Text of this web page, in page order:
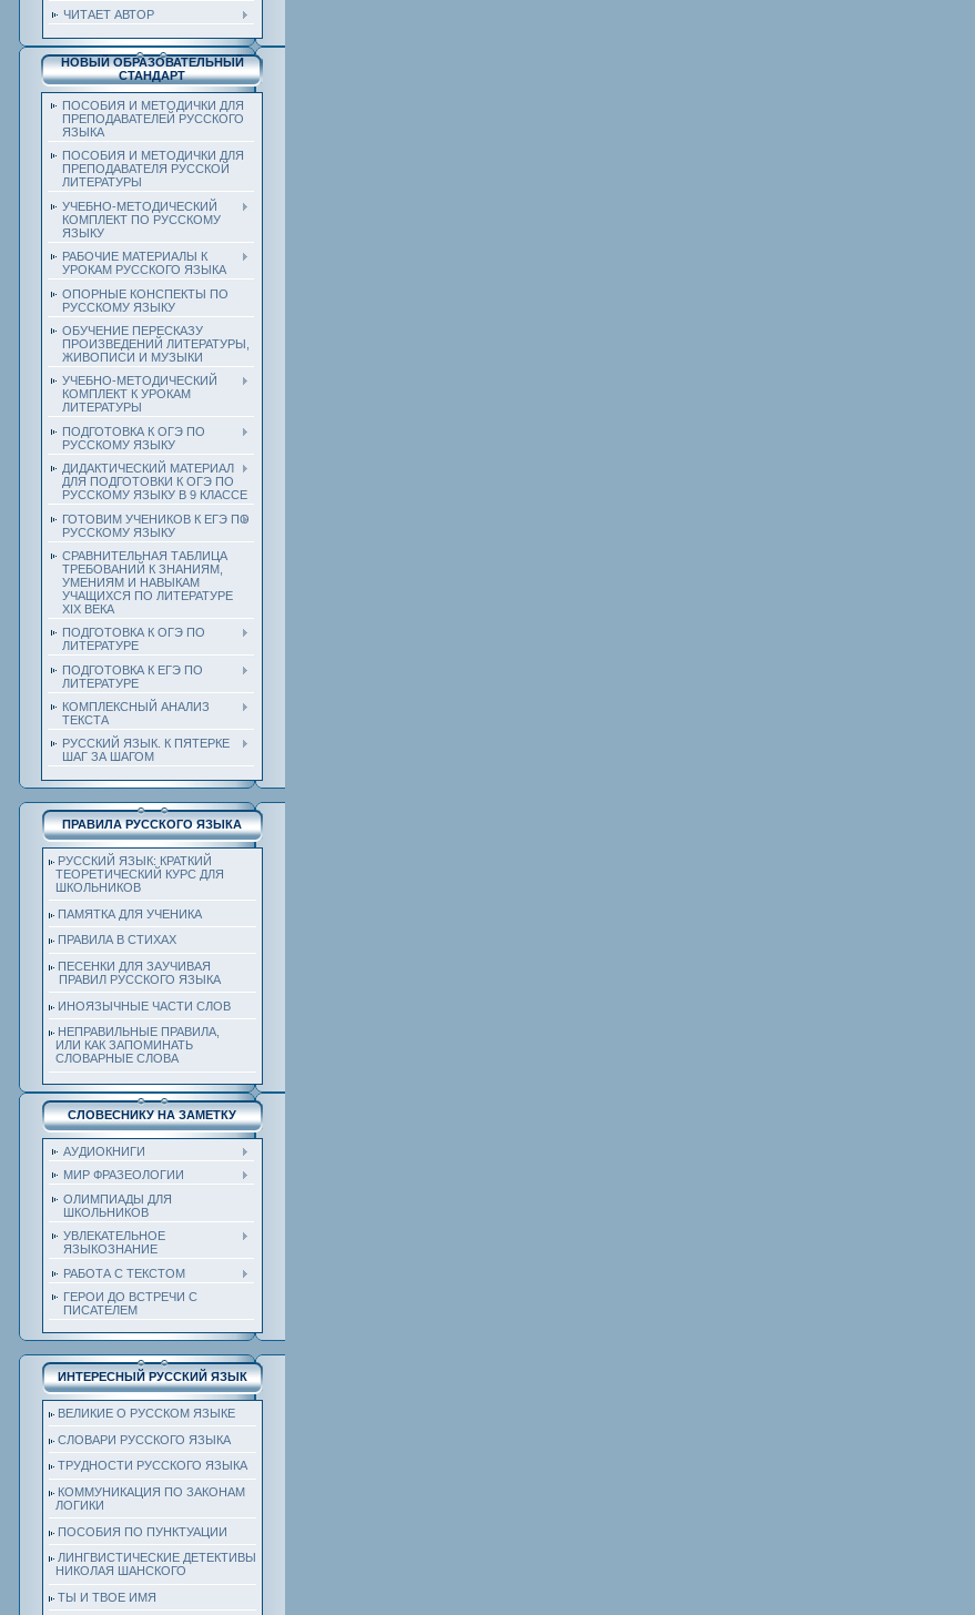
ЧИТАЕТ АВТОР
НОВЫЙ ОБРАЗОВАТЕЛЬНЫЙ
СТАНДАРТ
ПОСОБИЯ И МЕТОДИЧКИ ДЛЯ
ПРЕПОДАВАТЕЛЕЙ РУССКОГО
ЯЗЫКА
ПОСОБИЯ И МЕТОДИЧКИ ДЛЯ
ПРЕПОДАВАТЕЛЯ РУССКОЙ
ЛИТЕРАТУРЫ
УЧЕБНО-МЕТОДИЧЕСКИЙ
КОМПЛЕКТ ПО РУССКОМУ
ЯЗЫКУ
РАБОЧИЕ МАТЕРИАЛЫ К
УРОКАМ РУССКОГО ЯЗЫКА
ОПОРНЫЕ КОНСПЕКТЫ ПО
РУССКОМУ ЯЗЫКУ
ОБУЧЕНИЕ ПЕРЕСКАЗУ
ПРОИЗВЕДЕНИЙ ЛИТЕРАТУРЫ,
ЖИВОПИСИ И МУЗЫКИ
УЧЕБНО-МЕТОДИЧЕСКИЙ
КОМПЛЕКТ К УРОКАМ
ЛИТЕРАТУРЫ
ПОДГОТОВКА К ОГЭ ПО
РУССКОМУ ЯЗЫКУ
ДИДАКТИЧЕСКИЙ МАТЕРИАЛ
ДЛЯ ПОДГОТОВКИ К ОГЭ ПО
РУССКОМУ ЯЗЫКУ В 9 КЛАССЕ
ГОТОВИМ УЧЕНИКОВ К ЕГЭ ПО
РУССКОМУ ЯЗЫКУ
СРАВНИТЕЛЬНАЯ ТАБЛИЦА
ТРЕБОВАНИЙ К ЗНАНИЯМ,
УМЕНИЯМ И НАВЫКАМ
УЧАЩИХСЯ ПО ЛИТЕРАТУРЕ
ХIХ ВЕКА
ПОДГОТОВКА К ОГЭ ПО
ЛИТЕРАТУРЕ
ПОДГОТОВКА К ЕГЭ ПО
ЛИТЕРАТУРЕ
КОМПЛЕКСНЫЙ АНАЛИЗ
ТЕКСТА
РУССКИЙ ЯЗЫК. К ПЯТЕРКЕ
ШАГ ЗА ШАГОМ
ПРАВИЛА РУССКОГО ЯЗЫКА
РУССКИЙ ЯЗЫК: КРАТКИЙ
ТЕОРЕТИЧЕСКИЙ КУРС ДЛЯ
ШКОЛЬНИКОВ
ПАМЯТКА ДЛЯ УЧЕНИКА
ПРАВИЛА В СТИХАХ
ПЕСЕНКИ ДЛЯ ЗАУЧИВАЯ
ПРАВИЛ РУССКОГО ЯЗЫКА
ИНОЯЗЫЧНЫЕ ЧАСТИ СЛОВ
НЕПРАВИЛЬНЫЕ ПРАВИЛА,
ИЛИ КАК ЗАПОМИНАТЬ
СЛОВАРНЫЕ СЛОВА
СЛОВЕСНИКУ НА ЗАМЕТКУ
АУДИОКНИГИ
МИР ФРАЗЕОЛОГИИ
ОЛИМПИАДЫ ДЛЯ
ШКОЛЬНИКОВ
УВЛЕКАТЕЛЬНОЕ
ЯЗЫКОЗНАНИЕ
РАБОТА С ТЕКСТОМ
ГЕРОИ ДО ВСТРЕЧИ С
ПИСАТЕЛЕМ
ИНТЕРЕСНЫЙ РУССКИЙ ЯЗЫК
ВЕЛИКИЕ О РУССКОМ ЯЗЫКЕ
СЛОВАРИ РУССКОГО ЯЗЫКА
ТРУДНОСТИ РУССКОГО ЯЗЫКА
КОММУНИКАЦИЯ ПО ЗАКОНАМ
ЛОГИКИ
ПОСОБИЯ ПО ПУНКТУАЦИИ
ЛИНГВИСТИЧЕСКИЕ ДЕТЕКТИВЫ
НИКОЛАЯ ШАНСКОГО
ТЫ И ТВОЕ ИМЯ